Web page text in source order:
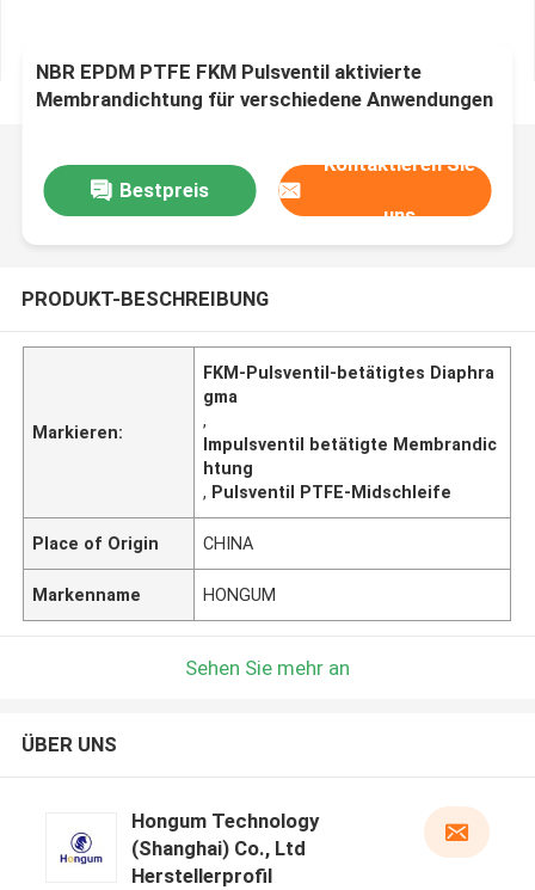
NBR EPDM PTFE FKM Pulsventil aktivierte
Membrandichtung für verschiedene Anwendungen
Bestpreis
Kontaktieren Sie
uns
PRODUKT-BESCHREIBUNG
Markieren:
FKM-Pulsventil-betätigtes Diaphra
gma
,
Impulsventil betätigte Membrandic
htung
, Pulsventil PTFE-Midschleife
Place of Origin CHINA
Markenname HONGUM
Sehen Sie mehr an
ÜBER UNS
Hongum Technology
(Shanghai) Co., Ltd
Herstellerprofil